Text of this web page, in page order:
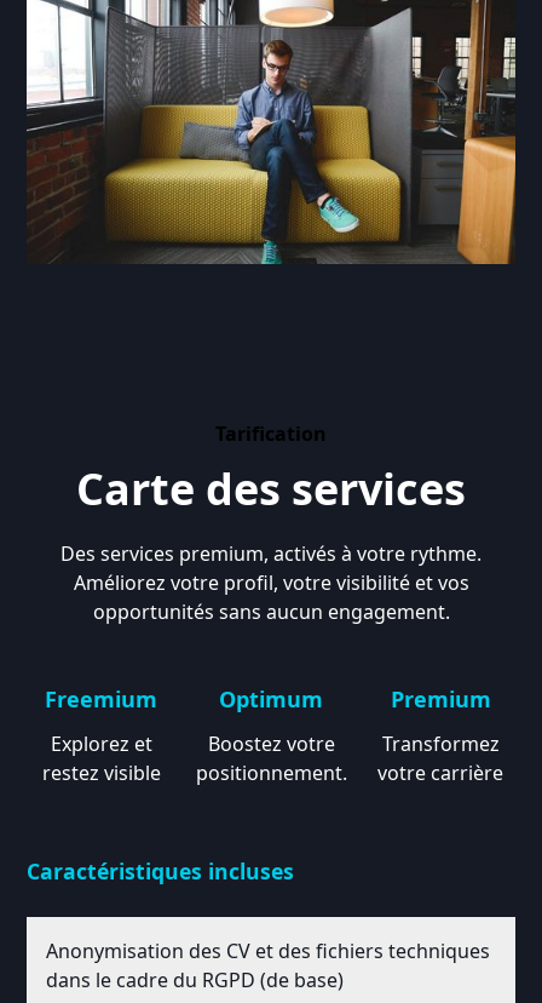
Tarification
Carte des services
Des services premium, activés à votre rythme.
Améliorez votre profil, votre visibilité et vos
opportunités sans aucun engagement.
Freemium
Explorez et
restez visible
Optimum
Boostez votre
positionnement.
Premium
Transformez
votre carrière
Caractéristiques incluses
Anonymisation des CV et des fichiers techniques
dans le cadre du RGPD (de base)